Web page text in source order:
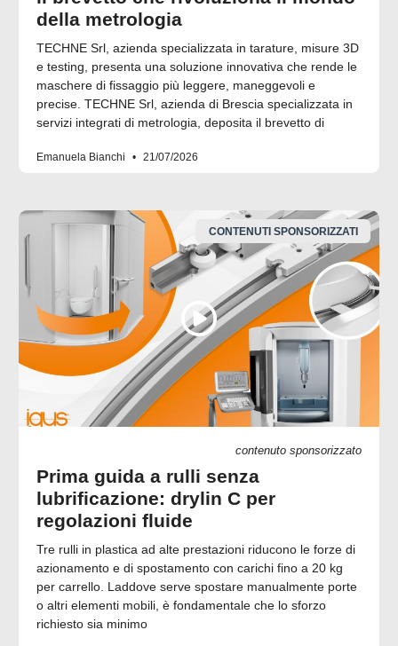
della metrologia
TECHNE Srl, azienda specializzata in tarature, misure 3D
e testing, presenta una soluzione innovativa che rende le
maschere di fissaggio più leggere, maneggevoli e
precise. TECHNE Srl, azienda di Brescia specializzata in
servizi integrati di metrologia, deposita il brevetto di
Emanuela Bianchi 21/07/2026
CONTENUTI SPONSORIZZATI
contenuto sponsorizzato
Prima guida a rulli senza
lubrificazione: drylin C per
regolazioni fluide
Tre rulli in plastica ad alte prestazioni riducono le forze di
azionamento e di spostamento con carichi fino a 20 kg
per carrello. Laddove serve spostare manualmente porte
o altri elementi mobili, è fondamentale che lo sforzo
richiesto sia minimo